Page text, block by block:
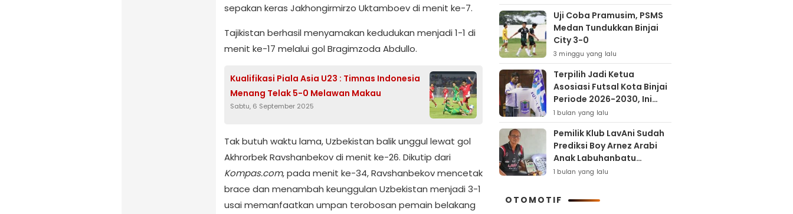
sepakan keras Jakhongirmirzo Uktamboev di menit ke-7.
Tajikistan berhasil menyamakan kedudukan menjadi 1-1 di
menit ke-17 melalui gol Bragimzoda Abdullo.
Kualifikasi Piala Asia U23 : Timnas Indonesia
Menang Telak 5-0 Melawan Makau
Sabtu, 6 September 2025
Tak butuh waktu lama, Uzbekistan balik unggul lewat gol
Akhrorbek Ravshanbekov di menit ke-26. Dikutip dari
Kompas.com, pada menit ke-34, Ravshanbekov mencetak
brace dan menambah keunggulan Uzbekistan menjadi 3-1
usai memanfaatkan umpan terobosan pemain belakang
Uji Coba Pramusim, PSMS
Medan Tundukkan Binjai
City 3-0
3 minggu yang lalu
Terpilih Jadi Ketua
Asosiasi Futsal Kota Binjai
Periode 2026-2030, Ini
Target Samha Putra
Husein
1 bulan yang lalu
Pemilik Klub LavAni Sudah
Prediksi Boy Arnez Arabi
Anak Labuhanbatu
Tembus Level Asia
1 bulan yang lalu
OTOMOTIF